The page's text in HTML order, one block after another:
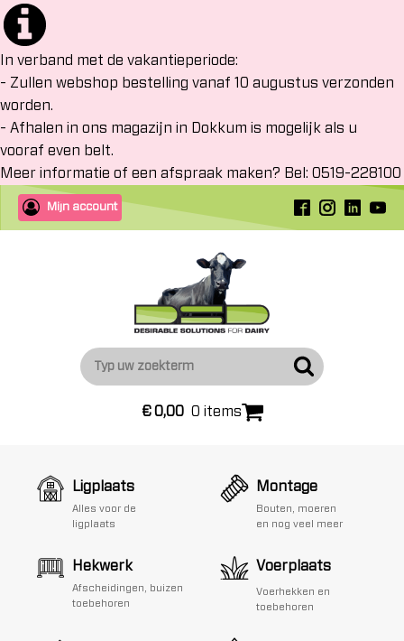
In verband met de vakantieperiode:
- Zullen webshop bestelling vanaf 10 augustus verzonden
worden.
- Afhalen in ons magazijn in Dokkum is mogelijk als u
vooraf even belt.
Meer informatie of een afspraak maken? Bel: 0519-228100
Mijn account
€0,00 0 items
Ligplaats
Alles voor de
ligplaats
Montage
Bouten, moeren
en nog veel meer
Hekwerk
Afscheidingen, buizen
toebehoren
Voerplaats
Voerhekken en
toebehoren